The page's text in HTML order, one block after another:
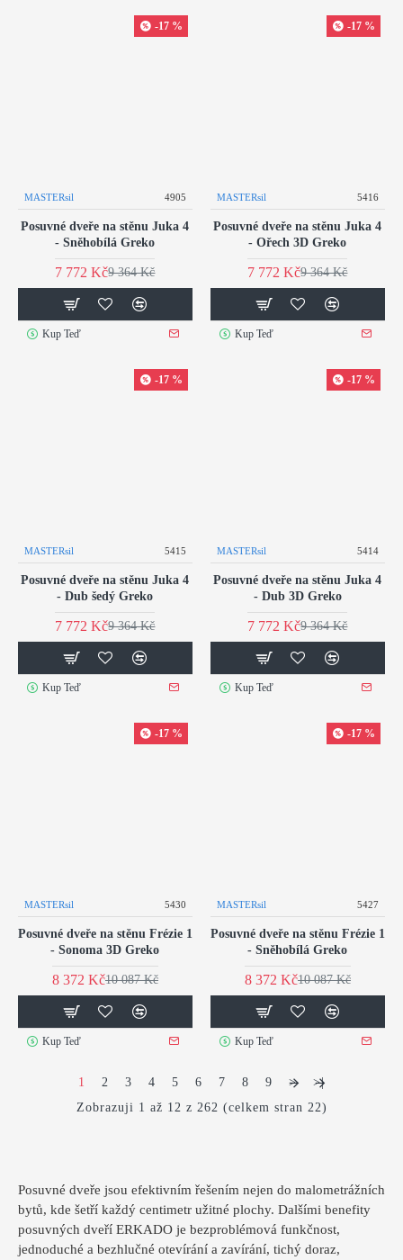
Posuvné dveře jsou efektivním řešením nejen do malometrážních
bytů, kde šetří každý centimetr užitné plochy. Dalšími benefity
posuvných dveří ERKADO je bezproblémová funkčnost,
jednoduché a bezhlučné otevírání a zavírání, tichý doraz,
-17 %
MASTERsil 4905
Posuvné dveře na stěnu Juka 4
- Sněhobílá Greko
7 772 Kč9 364 Kč
Kup Teď
-17 %
MASTERsil 5416
Posuvné dveře na stěnu Juka 4
- Ořech 3D Greko
7 772 Kč9 364 Kč
Kup Teď
-17 %
MASTERsil 5415
Posuvné dveře na stěnu Juka 4
- Dub šedý Greko
7 772 Kč9 364 Kč
Kup Teď
-17 %
MASTERsil 5414
Posuvné dveře na stěnu Juka 4
- Dub 3D Greko
7 772 Kč9 364 Kč
Kup Teď
-17 %
MASTERsil 5430
Posuvné dveře na stěnu Frézie 1
- Sonoma 3D Greko
8 372 Kč10 087 Kč
Kup Teď
-17 %
MASTERsil 5427
Posuvné dveře na stěnu Frézie 1
- Sněhobílá Greko
8 372 Kč10 087 Kč
Kup Teď
1 2 3 4 5 6 7 8 9 >
>|
Zobrazuji 1 až 12 z 262 (celkem stran 22)